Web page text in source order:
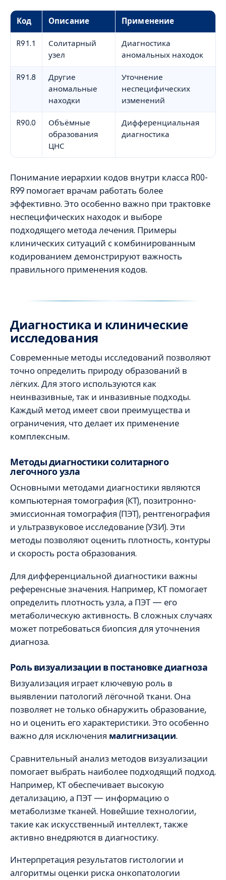
Код Описание Применение
R91.1
Солитарный
узел
Диагностика
аномальных находок
R91.8
Другие
аномальные
находки
Уточнение
неспецифических
изменений
R90.0
Объёмные
образования
ЦНС
Дифференциальная
диагностика
Понимание иерархии кодов внутри класса R00-
R99 помогает врачам работать более
эффективно. Это особенно важно при трактовке
неспецифических находок и выборе
подходящего метода лечения. Примеры
клинических ситуаций с комбинированным
кодированием демонстрируют важность
правильного применения кодов.
Диагностика и клинические
исследования
Современные методы исследований позволяют
точно определить природу образований в
лёгких. Для этого используются как
неинвазивные, так и инвазивные подходы.
Каждый метод имеет свои преимущества и
ограничения, что делает их применение
комплексным.
Методы диагностики солитарного
легочного узла
Основными методами диагностики являются
компьютерная томография (КТ), позитронно-
эмиссионная томография (ПЭТ), рентгенография
и ультразвуковое исследование (УЗИ). Эти
методы позволяют оценить плотность, контуры
и скорость роста образования.
Для дифференциальной диагностики важны
референсные значения. Например, КТ помогает
определить плотность узла, а ПЭТ — его
метаболическую активность. В сложных случаях
может потребоваться биопсия для уточнения
диагноза.
Роль визуализации в постановке диагноза
Визуализация играет ключевую роль в
выявлении патологий лёгочной ткани. Она
позволяет не только обнаружить образование,
но и оценить его характеристики. Это особенно
важно для исключения малигнизации.
Сравнительный анализ методов визуализации
помогает выбрать наиболее подходящий подход.
Например, КТ обеспечивает высокую
детализацию, а ПЭТ — информацию о
метаболизме тканей. Новейшие технологии,
такие как искусственный интеллект, также
активно внедряются в диагностику.
Интерпретация результатов гистологии и
алгоритмы оценки риска онкопатологии